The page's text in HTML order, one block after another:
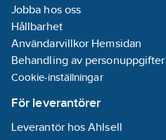
Jobba hos oss
Hållbarhet
Användarvillkor Hemsidan
Behandling av personuppgifter
Cookie-inställningar
För leverantörer
Leverantör hos Ahlsell